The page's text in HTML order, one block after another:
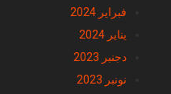
فبراير 2024
يناير 2024
دجنبر 2023
نونبر 2023